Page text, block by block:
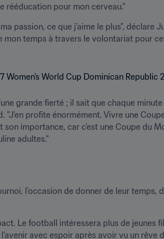
rééducation pour mon cerveau."
passion, ce que j’aime le plus",
mon temps à travers le volontariat pour
grande fierté ; il sait que chaque
profite énormément. Vivre une
importance, car c’est une Coupe du
adultes."
l’occasion de donner de leur temps,
Le football intéressera plus de jeunes
avec espoir après avoir vu un rêve